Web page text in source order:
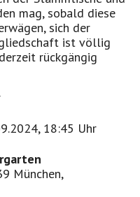
mag, sobald diese
sich der
ist völlig
rückgängig
18:45 Uhr
München,